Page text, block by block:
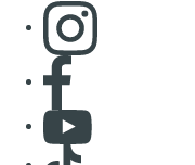
Consulter
Consulter page
Consulter
Consulter